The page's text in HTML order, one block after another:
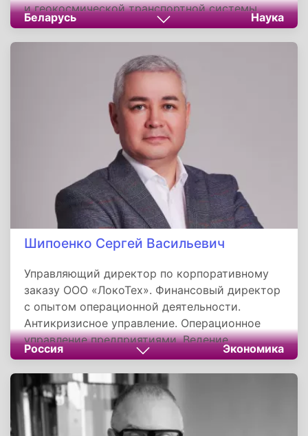
и геокосмической транспортной системы
«Общепланетарное транспортное средство».
Создатель глобальной программы «ЭкоМир» и
программы безракетного освоения космоса
uSpace. Член Федерации космонавтики
Беларусь Наука
Шипоенко Сергей Васильевич
Управляющий директор по корпоративному
заказу ООО «ЛокоТех». Финансовый директор
с опытом операционной деятельности.
Антикризисное управление. Операционное
управление предприятиями. Ведение
переговоров.
Россия Экономика